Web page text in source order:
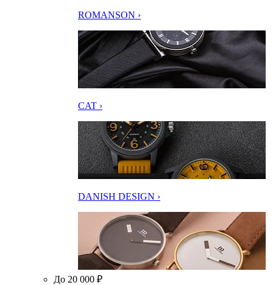
ROMANSON ›
CAT ›
DANISH DESIGN ›
До 20 000 ₽